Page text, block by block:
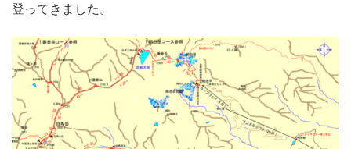
登ってきました。